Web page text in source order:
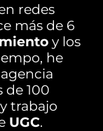
redes
más de 6
y los
he
de 100
trabajo
UGC.